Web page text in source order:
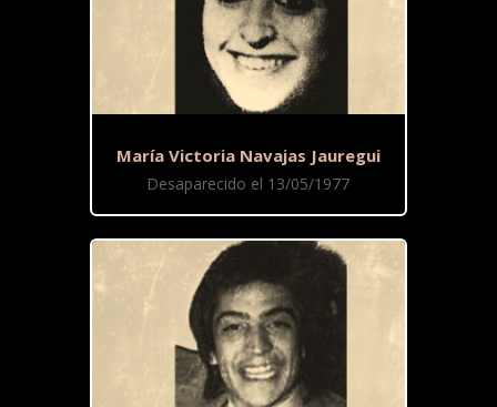
María Victoria Navajas Jauregui
Desaparecido el 13/05/1977